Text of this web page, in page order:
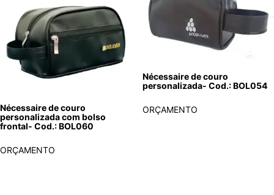
Nécessaire de couro
personalizada com bolso
frontal- Cod.: BOL060
ORÇAMENTO
Nécessaire de couro
personalizada- Cod.: BOL054
ORÇAMENTO